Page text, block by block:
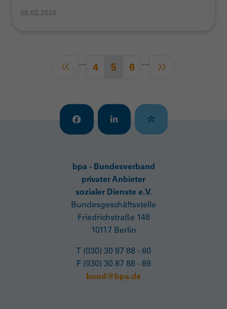
05.02.2026
… 4 5 6 …
bpa - Bundesverband
privater Anbieter
sozialer Dienste e.V.
Bundesgeschäftsstelle
Friedrichstraße 148
10117 Berlin
T (030) 30 87 88 - 60
F (030) 30 87 88 - 89
bund@bpa.de